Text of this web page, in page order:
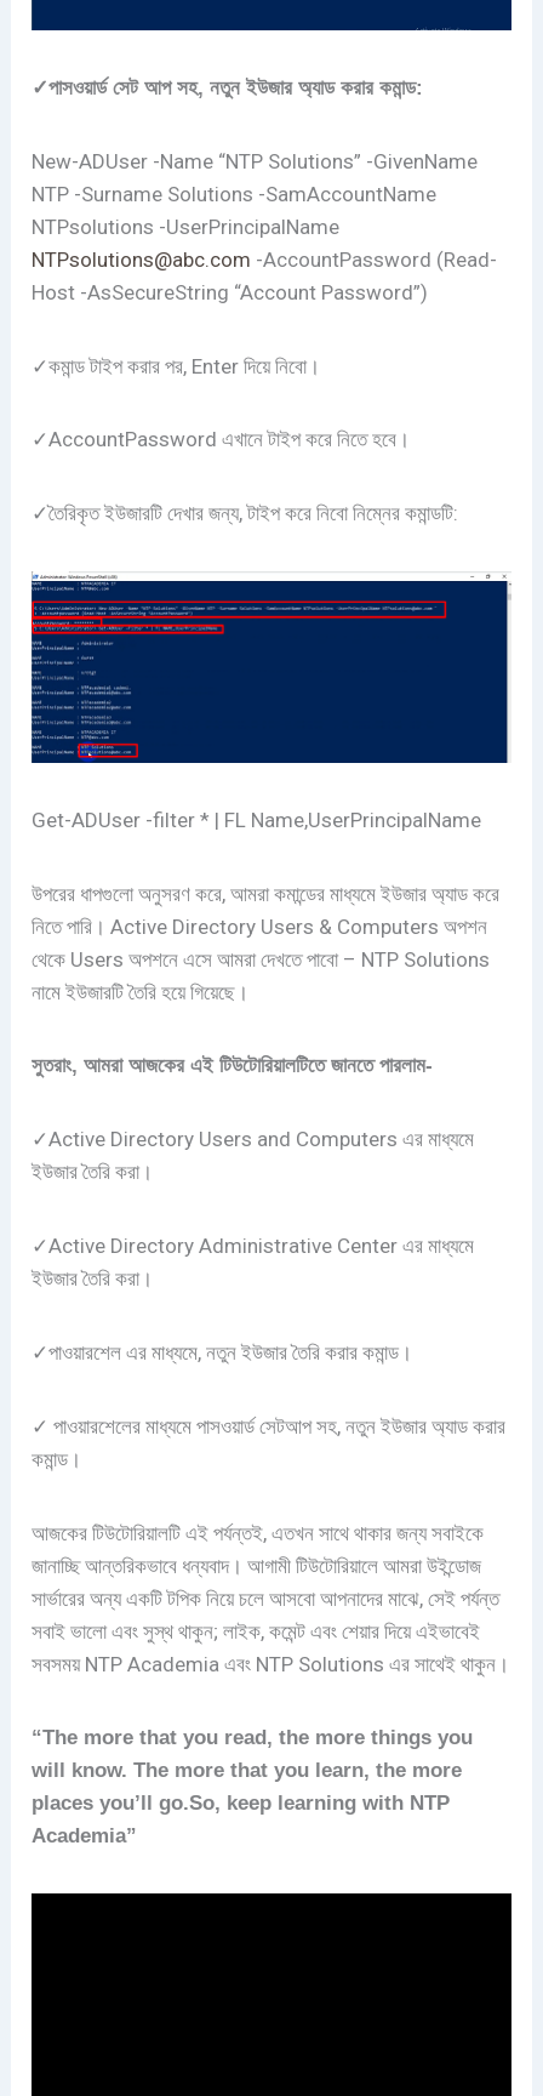
✓পাসওয়ার্ড সেট আপ সহ, নতুন ইউজার অ্যাড করার কমান্ড:
New-ADUser -Name “NTP Solutions” -GivenName
NTP -Surname Solutions -SamAccountName
NTPsolutions -UserPrincipalName
NTPsolutions@abc.com -AccountPassword (Read-
Host -AsSecureString “Account Password”)
✓কমান্ড টাইপ করার পর, Enter দিয়ে নিবো।
✓AccountPassword এখানে টাইপ করে নিতে হবে।
✓তৈরিকৃত ইউজারটি দেখার জন্য, টাইপ করে নিবো নিম্নের কমান্ডটি:
Get-ADUser -filter * | FL Name,UserPrincipalName
উপরের ধাপগুলো অনুসরণ করে, আমরা কমান্ডের মাধ্যমে ইউজার অ্যাড করে
নিতে পারি। Active Directory Users & Computers অপশন
থেকে Users অপশনে এসে আমরা দেখতে পাবো – NTP Solutions
নামে ইউজারটি তৈরি হয়ে গিয়েছে।
সুতরাং, আমরা আজকের এই টিউটোরিয়ালটিতে জানতে পারলাম-
✓Active Directory Users and Computers এর মাধ্যমে
ইউজার তৈরি করা।
✓Active Directory Administrative Center এর মাধ্যমে
ইউজার তৈরি করা।
✓পাওয়ারশেল এর মাধ্যমে, নতুন ইউজার তৈরি করার কমান্ড।
✓ পাওয়ারশেলের মাধ্যমে পাসওয়ার্ড সেটআপ সহ, নতুন ইউজার অ্যাড করার
কমান্ড।
আজকের টিউটোরিয়ালটি এই পর্যন্তই, এতখন সাথে থাকার জন্য সবাইকে
জানাচ্ছি আন্তরিকভাবে ধন্যবাদ। আগামী টিউটোরিয়ালে আমরা উইন্ডোজ
সার্ভারের অন্য একটি টপিক নিয়ে চলে আসবো আপনাদের মাঝে, সেই পর্যন্ত
সবাই ভালো এবং সুস্থ থাকুন; লাইক, কমেন্ট এবং শেয়ার দিয়ে এইভাবেই
সবসময় NTP Academia এবং NTP Solutions এর সাথেই থাকুন।
“The more that you read, the more things you
will know. The more that you learn, the more
places you’ll go.So, keep learning with NTP
Academia”